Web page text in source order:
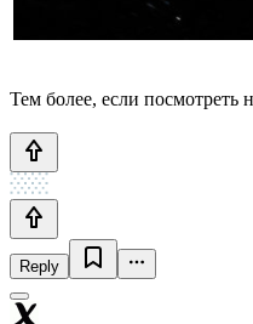
Тем более, если посмотреть
Reply